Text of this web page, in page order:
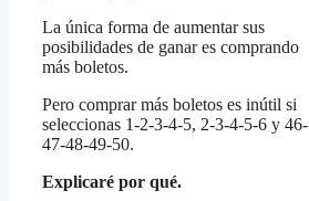
La única forma de aumentar sus
posibilidades de ganar es comprando
más boletos.
Pero comprar más boletos es inútil si
seleccionas 1-2-3-4-5, 2-3-4-5-6 y 46-
47-48-49-50.
Explicaré por qué.